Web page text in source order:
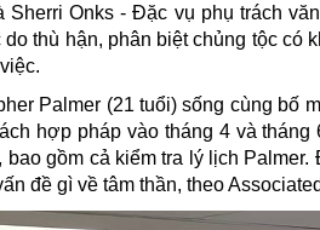
Onks - Đặc vụ phụ trách
thù hận, phân biệt chủng tộc có
Palmer (21 tuổi) sống cùng bố
hợp pháp vào tháng 4 và tháng
gồm cả kiểm tra lý lịch
đề gì về tâm thần, theo